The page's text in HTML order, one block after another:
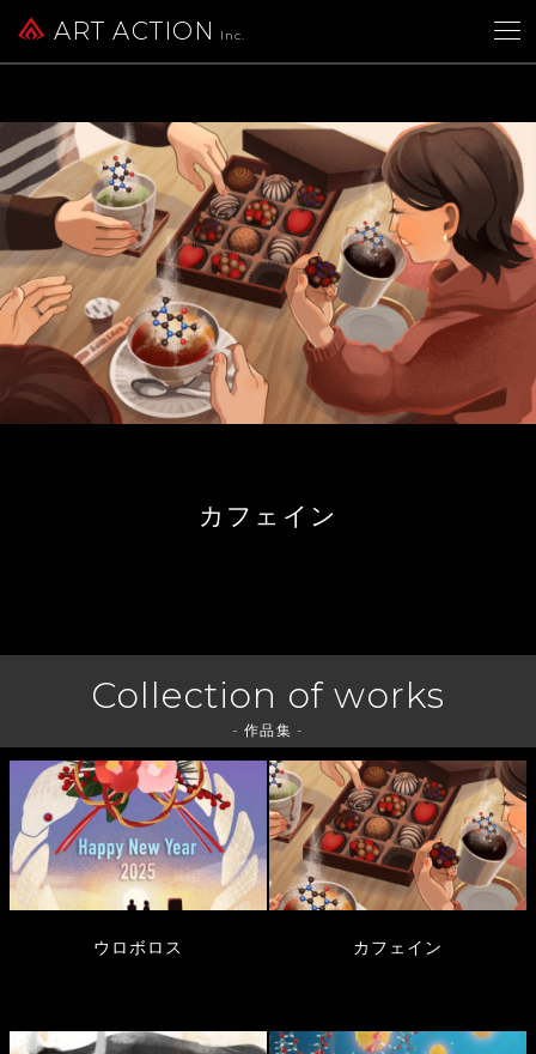
ART ACTION Inc.
カフェイン
Collection of works
- 作品集 -
ウロボロス カフェイン